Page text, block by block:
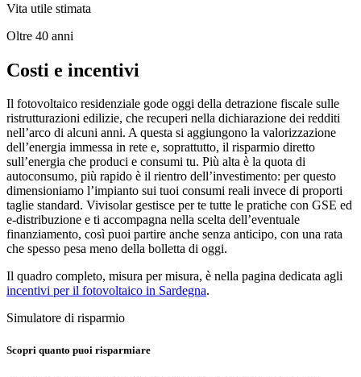
Vita utile stimata
Oltre 40 anni
Costi e incentivi
Il fotovoltaico residenziale gode oggi della detrazione fiscale sulle
ristrutturazioni edilizie, che recuperi nella dichiarazione dei redditi
nell’arco di alcuni anni. A questa si aggiungono la valorizzazione
dell’energia immessa in rete e, soprattutto, il risparmio diretto
sull’energia che produci e consumi tu. Più alta è la quota di
autoconsumo, più rapido è il rientro dell’investimento: per questo
dimensioniamo l’impianto sui tuoi consumi reali invece di proporti
taglie standard. Vivisolar gestisce per te tutte le pratiche con GSE ed
e-distribuzione e ti accompagna nella scelta dell’eventuale
finanziamento, così puoi partire anche senza anticipo, con una rata
che spesso pesa meno della bolletta di oggi.
Il quadro completo, misura per misura, è nella pagina dedicata agli
incentivi per il fotovoltaico in Sardegna.
Simulatore di risparmio
Scopri quanto puoi risparmiare